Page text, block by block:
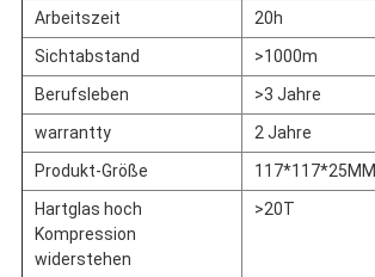
Arbeitszeit
20h
Sichtabstand
>1000m
Berufsleben
>3 Jahre
warrantty
2 Jahre
Produkt-Größe
117*117*25MM
Hartglas hoch
Kompression
widerstehen
>20T